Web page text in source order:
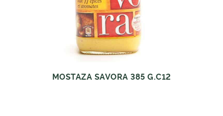
MOSTAZA SAVORA 385 G.C12